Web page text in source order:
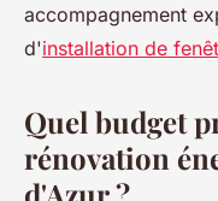
accompagnement
d'installation de
Quel budget
rénovation